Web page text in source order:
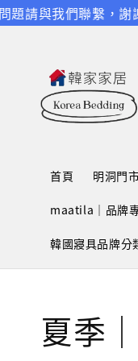
與我們聯繫，謝謝。
首頁 明洞門
maatila｜品牌
韓國寢具品牌分
夏季